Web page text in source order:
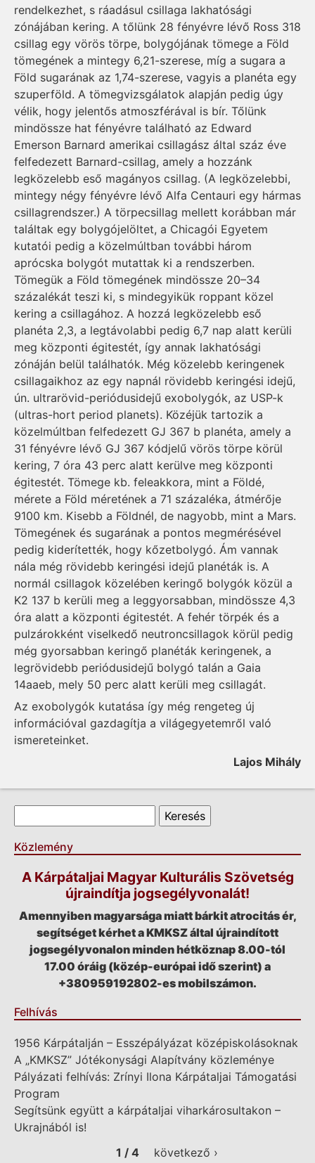
rendelkezhet, s ráadásul csillaga lakhatósági
zónájában kering. A tőlünk 28 fényévre lévő Ross 318
csillag egy vörös törpe, bolygójának tömege a Föld
tömegének a mintegy 6,21-szerese, míg a sugara a
Föld sugarának az 1,74-szerese, vagyis a planéta egy
szuperföld. A tömegvizsgálatok alapján pedig úgy
vélik, hogy jelentős atmoszférával is bír. Tőlünk
mindössze hat fényévre található az Edward
Emerson Barnard amerikai csillagász által száz éve
felfedezett Barnard-csillag, amely a hozzánk
legközelebb eső magányos csillag. (A legközelebbi,
mintegy négy fényévre lévő Alfa Centauri egy hármas
csillagrendszer.) A törpecsillag mellett korábban már
találtak egy bolygójelöltet, a Chicagói Egyetem
kutatói pedig a közelmúltban további három
aprócska bolygót mutattak ki a rendszerben.
Tömegük a Föld tömegének mindössze 20–34
százalékát teszi ki, s mindegyikük roppant közel
kering a csillagához. A hozzá legközelebb eső
planéta 2,3, a legtávolabbi pedig 6,7 nap alatt kerüli
meg központi égitestét, így annak lakhatósági
zónáján belül találhatók. Még közelebb keringenek
csillagaikhoz az egy napnál rövidebb keringési idejű,
ún. ultrarövid-periódusidejű exobolygók, az USP-k
(ultras-hort period planets). Közéjük tartozik a
közelmúltban felfedezett GJ 367 b planéta, amely a
31 fényévre lévő GJ 367 kódjelű vörös törpe körül
kering, 7 óra 43 perc alatt kerülve meg központi
égitestét. Tömege kb. feleakkora, mint a Földé,
mérete a Föld méretének a 71 százaléka, átmérője
9100 km. Kisebb a Földnél, de nagyobb, mint a Mars.
Tömegének és sugarának a pontos megmérésével
pedig kiderítették, hogy kőzetbolygó. Ám vannak
nála még rövidebb keringési idejű planéták is. A
normál csillagok közelében keringő bolygók közül a
K2 137 b kerüli meg a leggyorsabban, mindössze 4,3
óra alatt a központi égitestét. A fehér törpék és a
pulzárokként viselkedő neutroncsillagok körül pedig
még gyorsabban keringő planéták keringenek, a
legrövidebb periódusidejű bolygó talán a Gaia
14aaeb, mely 50 perc alatt kerüli meg csillagát.
Az exobolygók kutatása így még rengeteg új
információval gazdagítja a világegyetemről való
ismereteinket.
Lajos Mihály
Keresés űrlap
Közlemény
A Kárpátaljai Magyar Kulturális Szövetség
újraindítja jogsegélyvonalát!
Amennyiben magyarsága miatt bárkit atrocitás ér,
segítséget kérhet a KMKSZ által újraindított
jogsegélyvonalon minden hétköznap 8.00-tól
17.00 óráig (közép-európai idő szerint) a
+380959192802-es mobilszámon.
Felhívás
1956 Kárpátalján – Esszépályázat középiskolásoknak
A „KMKSZ” Jótékonysági Alapítvány közleménye
Pályázati felhívás: Zrínyi Ilona Kárpátaljai Támogatási
Program
Segítsünk együtt a kárpátaljai viharkárosultakon –
Ukrajnából is!
1 / 4
következő ›